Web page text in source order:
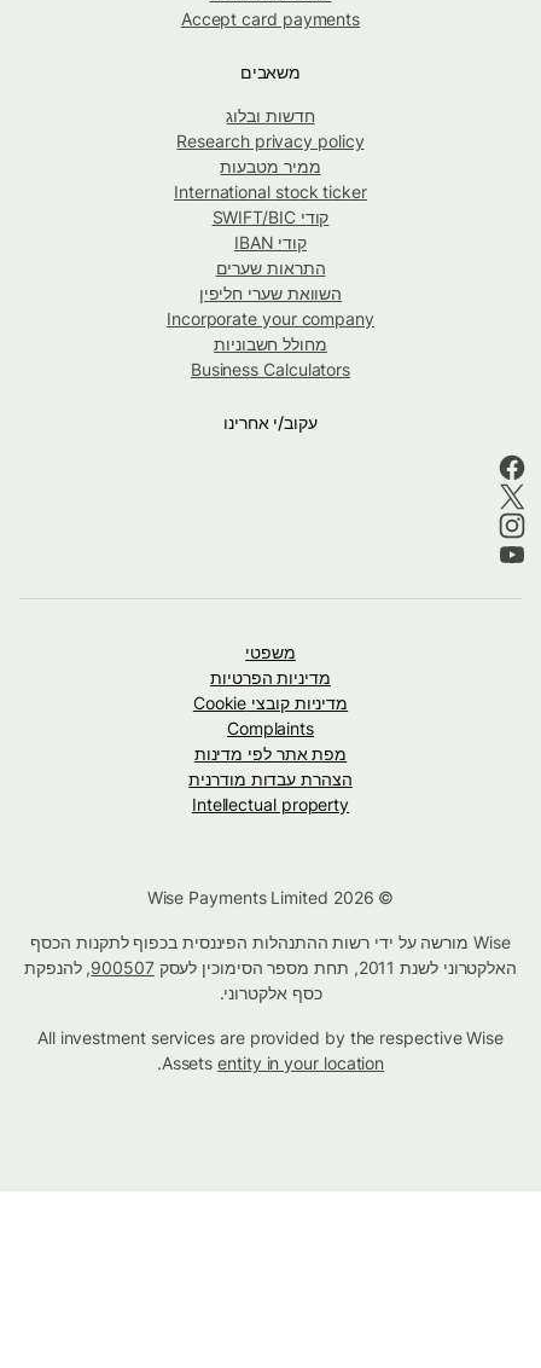
Accept card payments
משאבים
חדשות ובלוג
Research privacy policy
ממיר מטבעות
International stock ticker
קודי SWIFT/BIC
קודי IBAN
התראות שערים
השוואת שערי חליפין
Incorporate your company
מחולל חשבוניות
Business Calculators
עקוב/י אחרינו
משפטי
מדיניות הפרטיות
מדיניות קובצי Cookie
Complaints
מפת אתר לפי מדינות
הצהרת עבדות מודרנית
Intellectual property
Wise מורשה על ידי רשות ההתנהלות הפיננסית בכפוף לתקנות הכסף
האלקטרוני לשנת 2011, תחת מספר הסימוכין לעסק
900507, להנפקת
כסף אלקטרוני.
All investment services are provided by the respective Wise
Assetsentity in your location
.